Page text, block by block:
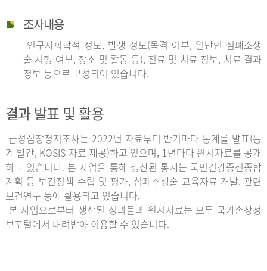
조사내용
인구사회학적 정보, 발생 정보(목격 여부, 일반인 심폐소생
술 시행 여부, 장소 및 활동 등), 진료 및 치료 정보, 치료 결과
정보 등으로 구성되어 있습니다.
결과 발표 및 활용
급성심장정지조사는 2022년 자료부터 반기마다 통계를 발표(통
계 발간, KOSIS 자료 제공)하고 있으며, 1년마다 원시자료를 공개
하고 있습니다. 본 사업을 통해 생산된 통계는 국민건강증진종합
계획 등 보건정책 수립 및 평가, 심폐소생술 교육자료 개발, 관련
보건연구 등에 활용되고 있습니다.
본 사업으로부터 생산된 성과물과 원시자료는 모두 국가손상정
보포털에서 내려받아 이용할 수 있습니다.